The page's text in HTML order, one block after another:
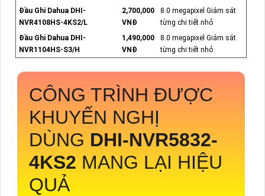
Đầu Ghi Dahua DHI-
NVR4108HS-4KS2/L
2,700,000
VNĐ
8.0 megapixel Giám sát
từng chi tiết nhỏ
Đầu Ghi Dahua DHI-
NVR1104HS-S3/H
1,490,000
VNĐ
8.0 megapixel Giám sát
từng chi tiết nhỏ
CÔNG TRÌNH ĐƯỢC
KHUYẾN NGHỊ
DÙNG DHI-NVR5832-
4KS2 MANG LẠI HIỆU
QUẢ